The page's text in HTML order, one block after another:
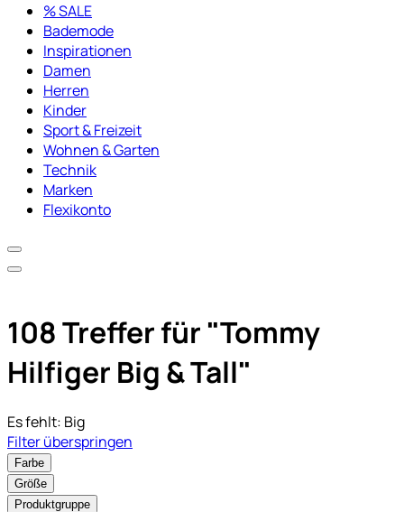
% SALE
Bademode
Inspirationen
Damen
Herren
Kinder
Sport & Freizeit
Wohnen & Garten
Technik
Marken
Flexikonto
108 Treffer für "Tommy
Hilfiger Big & Tall"
Es fehlt: Big
Filter überspringen
Farbe
Größe
Produktgruppe